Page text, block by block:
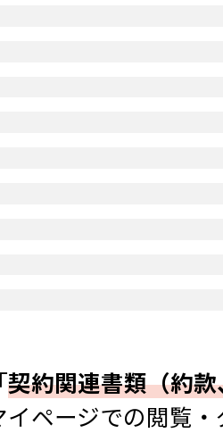
契約関連書類（約
イページでの閲覧